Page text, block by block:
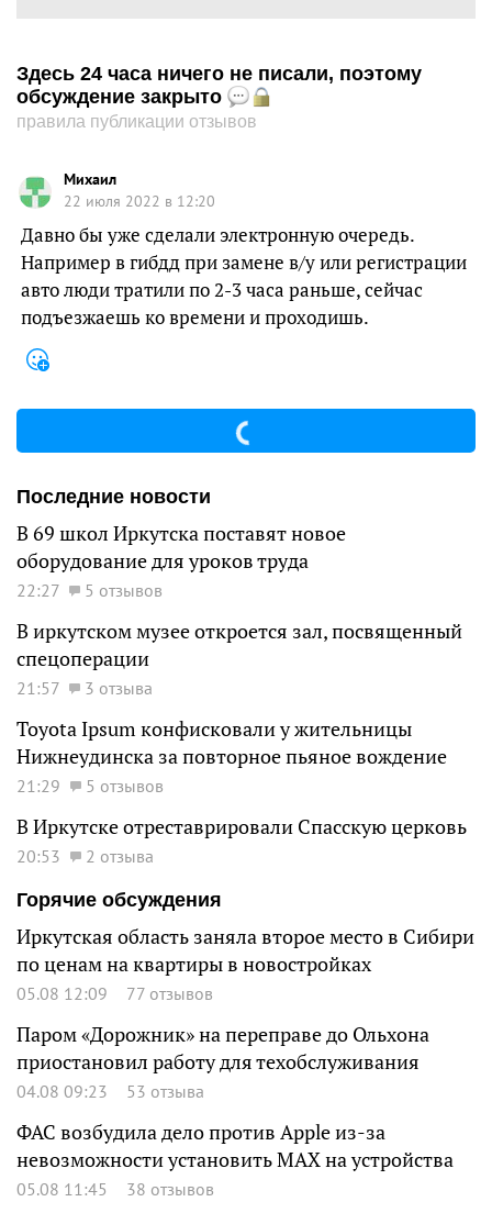
Здесь 24 часа ничего не писали, поэтому
обсуждение закрыто
правила публикации отзывов
Михаил
22 июля 2022 в 12:20
Давно бы уже сделали электронную очередь.
Например в гибдд при замене в/у или регистрации
авто люди тратили по 2-3 часа раньше, сейчас
подъезжаешь ко времени и проходишь.
Последние новости
В 69 школ Иркутска поставят новое
оборудование для уроков труда
22:27 5 отзывов
В иркутском музее откроется зал, посвященный
спецоперации
21:57 3 отзыва
Toyota Ipsum конфисковали у жительницы
Нижнеудинска за повторное пьяное вождение
21:29 5 отзывов
В Иркутске отреставрировали Спасскую церковь
20:53
2 отзыва
Горячие обсуждения
Иркутская область заняла второе место в Сибири
по ценам на квартиры в новостройках
05.08 12:09 77 отзывов
Паром «Дорожник» на переправе до Ольхона
приостановил работу для техобслуживания
04.08 09:23 53 отзыва
ФАС возбудила дело против Apple из-за
невозможности установить MAX на устройства
05.08 11:45 38 отзывов